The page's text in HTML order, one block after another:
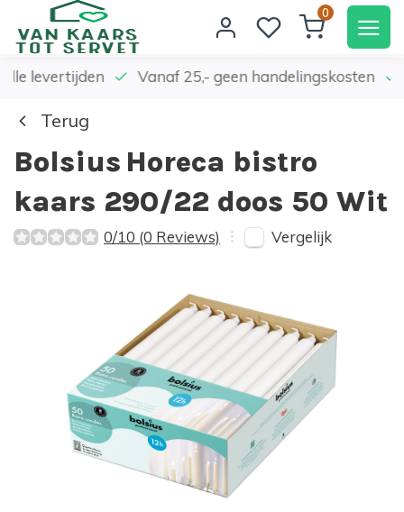
0
levertijden Vanaf 25,- geen handelingskosten
Terug
Bolsius Horeca bistro
kaars 290/22 doos 50 Wit
0/10 (0 Reviews) Vergelijk